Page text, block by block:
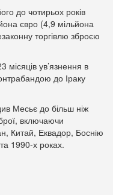
до чотирьох років
євро (4,9 мільйона
торгівлю зброєю
місяців ув’язнення в
до Іраку
Месьє до більш ніж
включаючи
Китай, Еквадор, Боснію
1990-х роках.